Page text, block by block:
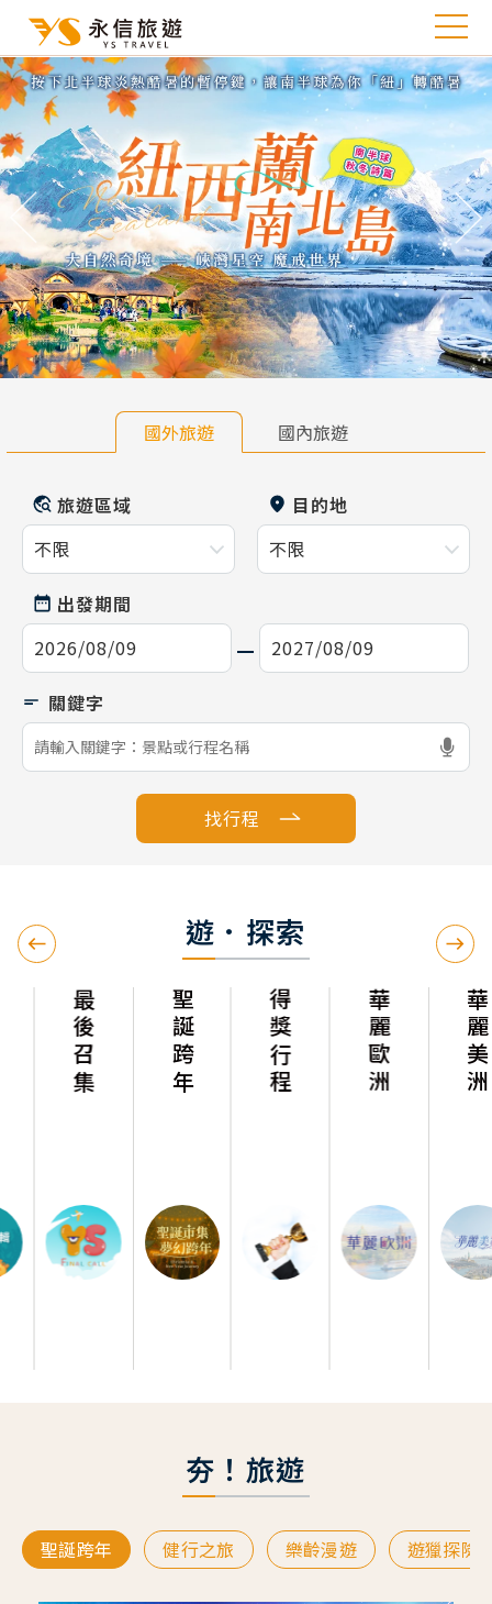
往前 往
國外旅遊 國內旅遊
旅遊區域 目的地
出發期間
找行程
遊．探索
夯！旅遊
聖誕跨年 健行之旅 樂齡漫遊 遊獵探險